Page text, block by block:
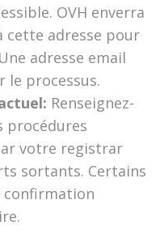
OVH enverra
cette adresse pour
adresse email
le processus.
Renseignez-
procédures
votre registrar
sortants. Certains
confirmation